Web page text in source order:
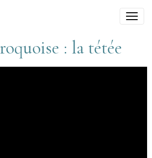
: la tétée